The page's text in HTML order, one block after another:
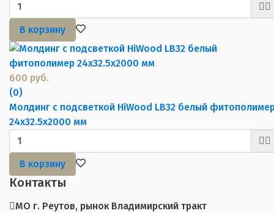
В корзину
600 руб.
(0)
Молдинг с подсветкой HiWood LB32 белый
24х32.5х2000 мм
В корзину
Контакты
МО г. Реутов, рынок Владимирский тракт